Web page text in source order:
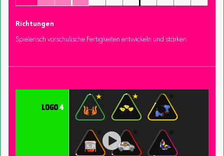
Richtungen
Spielerisch vorschulische Fertigkeiten entwickeln und stärken
